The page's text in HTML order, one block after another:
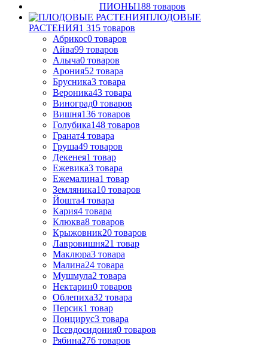
ПИОНЫ188 товаров
ПЛОДОВЫЕ
РАСТЕНИЯ1 315 товаров
Абрикос0 товаров
Айва99 товаров
Алыча0 товаров
Арония52 товара
Брусника3 товара
Вероника43 товара
Виноград0 товаров
Вишня136 товаров
Голубика148 товаров
Гранат4 товара
Груша49 товаров
Декенея1 товар
Ежевика3 товара
Ежемалина1 товар
Земляника10 товаров
Йошта4 товара
Кария4 товара
Клюква8 товаров
Крыжовник20 товаров
Лавровишня21 товар
Маклюра3 товара
Малина24 товара
Мушмула2 товара
Нектарин0 товаров
Облепиха32 товара
Персик1 товар
Понцирус3 товара
Псевдосидония0 товаров
Рябина276 товаров